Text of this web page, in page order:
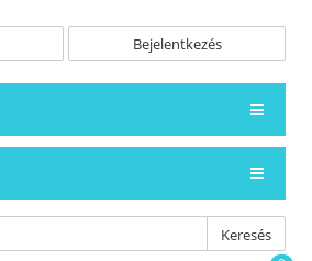
Bejelentkezés
Keresés